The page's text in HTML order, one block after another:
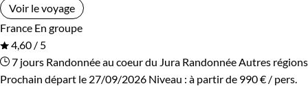
Voir le voyage
France En groupe
4,60 / 5
7 jours Randonnée au coeur du Jura Randonnée Autres régions
Prochain départ le 27/09/2026 Niveau : à partir de 990 € / pers.